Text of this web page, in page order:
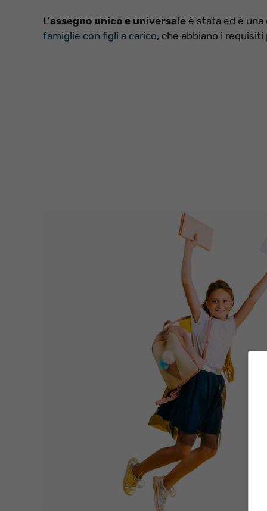
L’assegno unico e universale è stata ed è
famiglie con figli a carico, che abbiano i